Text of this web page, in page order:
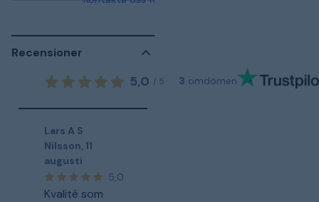
Recensioner
5,0 / 5 3 omdömen
Lars A S
Nilsson 11
augusti
5,0
Kvalité som